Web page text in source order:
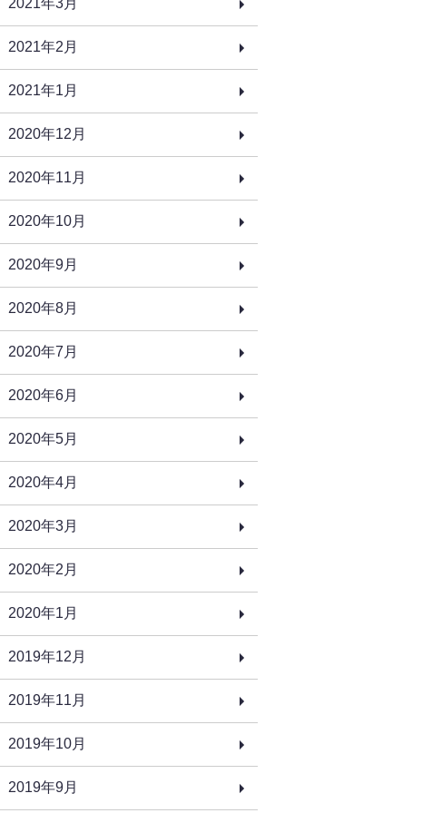
2021年3月
2021年2月
2021年1月
2020年12月
2020年11月
2020年10月
2020年9月
2020年8月
2020年7月
2020年6月
2020年5月
2020年4月
2020年3月
2020年2月
2020年1月
2019年12月
2019年11月
2019年10月
2019年9月